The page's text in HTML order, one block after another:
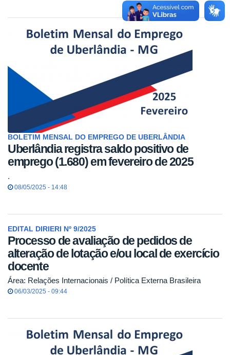
BOLETIM MENSAL DO EMPREGO DE UBERLÂNDIA
Uberlândia registra saldo positivo de
emprego (1.680) em fevereiro de 2025
.
08/05/2025 - 14:48
EDITAL DIRIERI Nº 9/2025
Processo de avaliação de pedidos de
alteração de lotação e/ou local de exercício
docente
Área: Relações Internacionais / Política Externa Brasileira
06/03/2025 - 09:44